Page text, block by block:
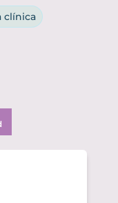
clínica